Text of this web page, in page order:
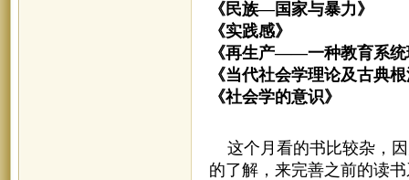
《民族—国家与
《实践感》
《再生产——一种教育系
《当代社会学理论及古
《社会学的意
这个月看的书比较杂，
的了解，来完善之前的读